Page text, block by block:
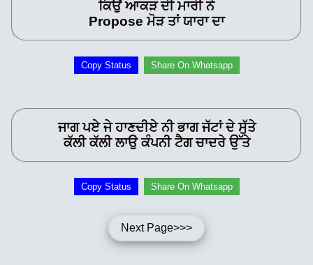
ਕਿਉਂ ਆਕੜ ਦੀ ਮਾਰੀ ਨੇ
Propose ਮੋੜ ਤਾਂ ਯਾਰਾ ਦਾ
Copy Status Share On Whatsapp
ਜਾਗ ਪਏ ਜੇ ਹਾਣਦੀਏ ਨੀ ਭਾਗ ਜੱਟਾਂ ਦੇ ਸੁੱਤੇ
ਕੱਲੀ ਕੱਲੀ ਲਾਉ ਕੰਪਨੀ ਟੈਗ ਚਾਦਰੇ ਉੱਤੇ
Copy Status Share On Whatsapp
Next Page>>>